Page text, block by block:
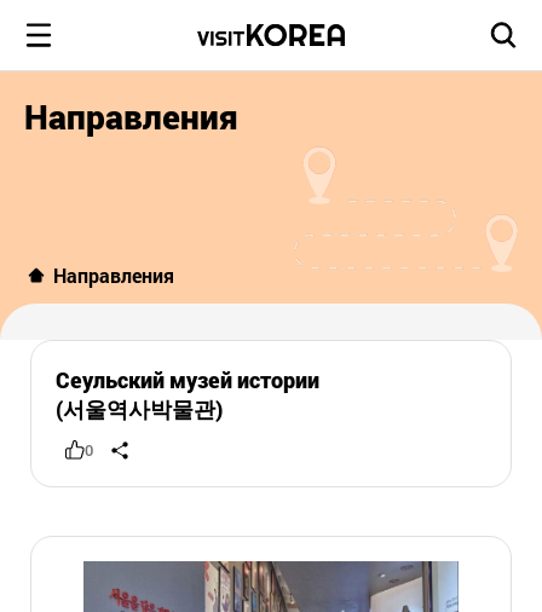
Направления
Направления
Сеульский музей истории
(서울역사박물관)
0